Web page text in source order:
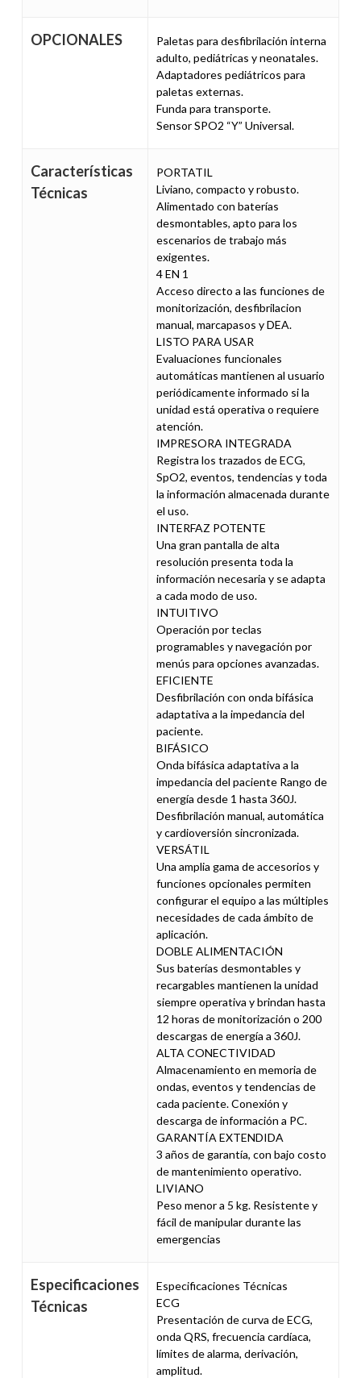
OPCIONALES
Paletas para desfibrilación interna
adulto, pediátricas y neonatales.
Adaptadores pediátricos para
paletas externas.
Funda para transporte.
Sensor SPO2 “Y” Universal.
Características
Técnicas
PORTATIL
Liviano, compacto y robusto.
Alimentado con baterías
desmontables, apto para los
escenarios de trabajo más
exigentes.
4 EN 1
Acceso directo a las funciones de
monitorización, desfibrilacion
manual, marcapasos y DEA.
LISTO PARA USAR
Evaluaciones funcionales
automáticas mantienen al usuario
periódicamente informado si la
unidad está operativa o requiere
atención.
IMPRESORA INTEGRADA
Registra los trazados de ECG,
SpO2, eventos, tendencias y toda
la información almacenada durante
el uso.
INTERFAZ POTENTE
Una gran pantalla de alta
resolución presenta toda la
información necesaria y se adapta
a cada modo de uso.
INTUITIVO
Operación por teclas
programables y navegación por
menús para opciones avanzadas.
EFICIENTE
Desfibrilación con onda bifásica
adaptativa a la impedancia del
paciente.
BIFÁSICO
Onda bifásica adaptativa a la
impedancia del paciente Rango de
energía desde 1 hasta 360J.
Desfibrilación manual, automática
y cardioversión sincronizada.
VERSÁTIL
Una amplia gama de accesorios y
funciones opcionales permiten
configurar el equipo a las múltiples
necesidades de cada ámbito de
aplicación.
DOBLE ALIMENTACIÓN
Sus baterías desmontables y
recargables mantienen la unidad
siempre operativa y brindan hasta
12 horas de monitorización o 200
descargas de energía a 360J.
ALTA CONECTIVIDAD
Almacenamiento en memoria de
ondas, eventos y tendencias de
cada paciente. Conexión y
descarga de información a PC.
GARANTÍA EXTENDIDA
3 años de garantía, con bajo costo
de mantenimiento operativo.
LIVIANO
Peso menor a 5 kg. Resistente y
fácil de manipular durante las
emergencias
Especificaciones
Técnicas
Especificaciones Técnicas
ECG
Presentación de curva de ECG,
onda QRS, frecuencia cardíaca,
límites de alarma, derivación,
amplitud.